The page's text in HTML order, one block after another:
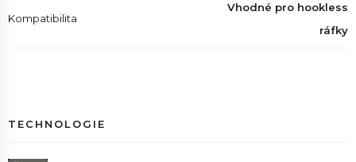
Kompatibilita
Vhodné pro hookless
ráfky
TECHNOLOGIE